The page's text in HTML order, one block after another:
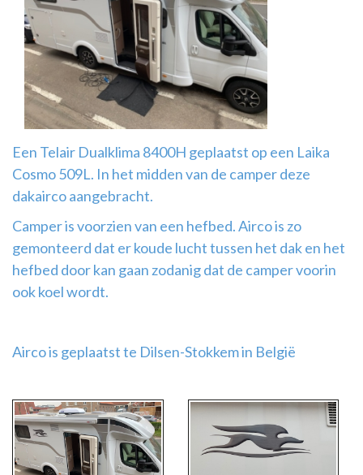
Comfort ‘
airco
montage
Een Telair Dualklima 8400H geplaatst op een Laika
Cosmo 509L. In het midden van de camper deze
dakairco aangebracht.
Camper is voorzien van een hefbed. Airco is zo
gemonteerd dat er koude lucht tussen het dak en het
hefbed door kan gaan zodanig dat de camper voorin
ook koel wordt.
Airco is geplaatst te Dilsen-Stokkem in België